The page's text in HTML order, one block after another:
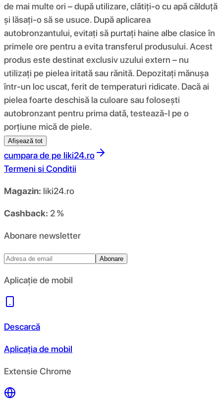
de mai multe ori – după utilizare, clătiți-o cu apă călduță
și lăsați-o să se usuce. După aplicarea
autobronzantului, evitați să purtați haine albe clasice în
primele ore pentru a evita transferul produsului. Acest
produs este destinat exclusiv uzului extern – nu
utilizați pe pielea iritată sau rănită. Depozitați mănușa
într-un loc uscat, ferit de temperaturi ridicate. Dacă ai
pielea foarte deschisă la culoare sau folosești
autobronzant pentru prima dată, testează-l pe o
porțiune mică de piele.
Afișează tot
cumpara de pe liki24.ro
Termeni si Conditii
Magazin: liki24.ro
Cashback: 2 %
Abonare newsletter
Abonare
Aplicație de mobil
Descarcă
Aplicația de mobil
Extensie Chrome